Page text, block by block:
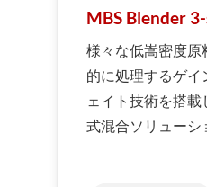
MBS Blender
様々な低嵩密度原
的に処理するゲイ
ェイト技術を搭載
式混合ソリューシ